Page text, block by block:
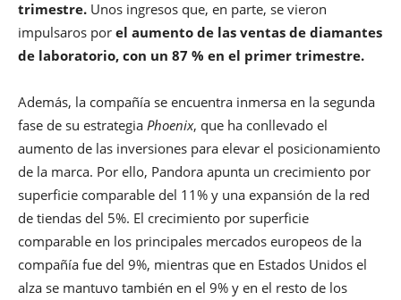
trimestre. Unos ingresos que, en parte, se vieron
impulsaros por el aumento de las ventas de diamantes
de laboratorio, con un 87 % en el primer trimestre.
Además, la compañía se encuentra inmersa en la segunda
fase de su estrategia Phoenix, que ha conllevado el
aumento de las inversiones para elevar el posicionamiento
de la marca. Por ello, Pandora apunta un crecimiento por
superficie comparable del 11% y una expansión de la red
de tiendas del 5%. El crecimiento por superficie
comparable en los principales mercados europeos de la
compañía fue del 9%, mientras que en Estados Unidos el
alza se mantuvo también en el 9% y en el resto de los